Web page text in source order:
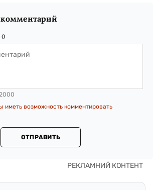
комментарий
0
иметь возможность комментировать
ОТПРАВИТЬ